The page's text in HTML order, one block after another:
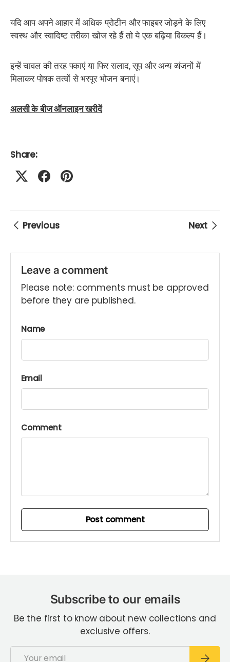
यदि आप अपने आहार में अधिक प्रोटीन और फाइबर जोड़ने के लिए
स्वस्थ और स्वादिष्ट तरीका खोज रहे हैं तो ये एक बढ़िया विकल्प हैं।
इन्हें चावल की तरह पकाएं या फिर सलाद, सूप और अन्य व्यंजनों में
मिलाकर पोषक तत्वों से भरपूर भोजन बनाएं।
अलसी के बीज ऑनलाइन खरीदें
Share:
Previous Next
Leave a comment
Please note: comments must be approved
before they are published.
Name
Email
Comment
Post comment
Subscribe to our emails
Be the first to know about new collections and
exclusive offers.
Email